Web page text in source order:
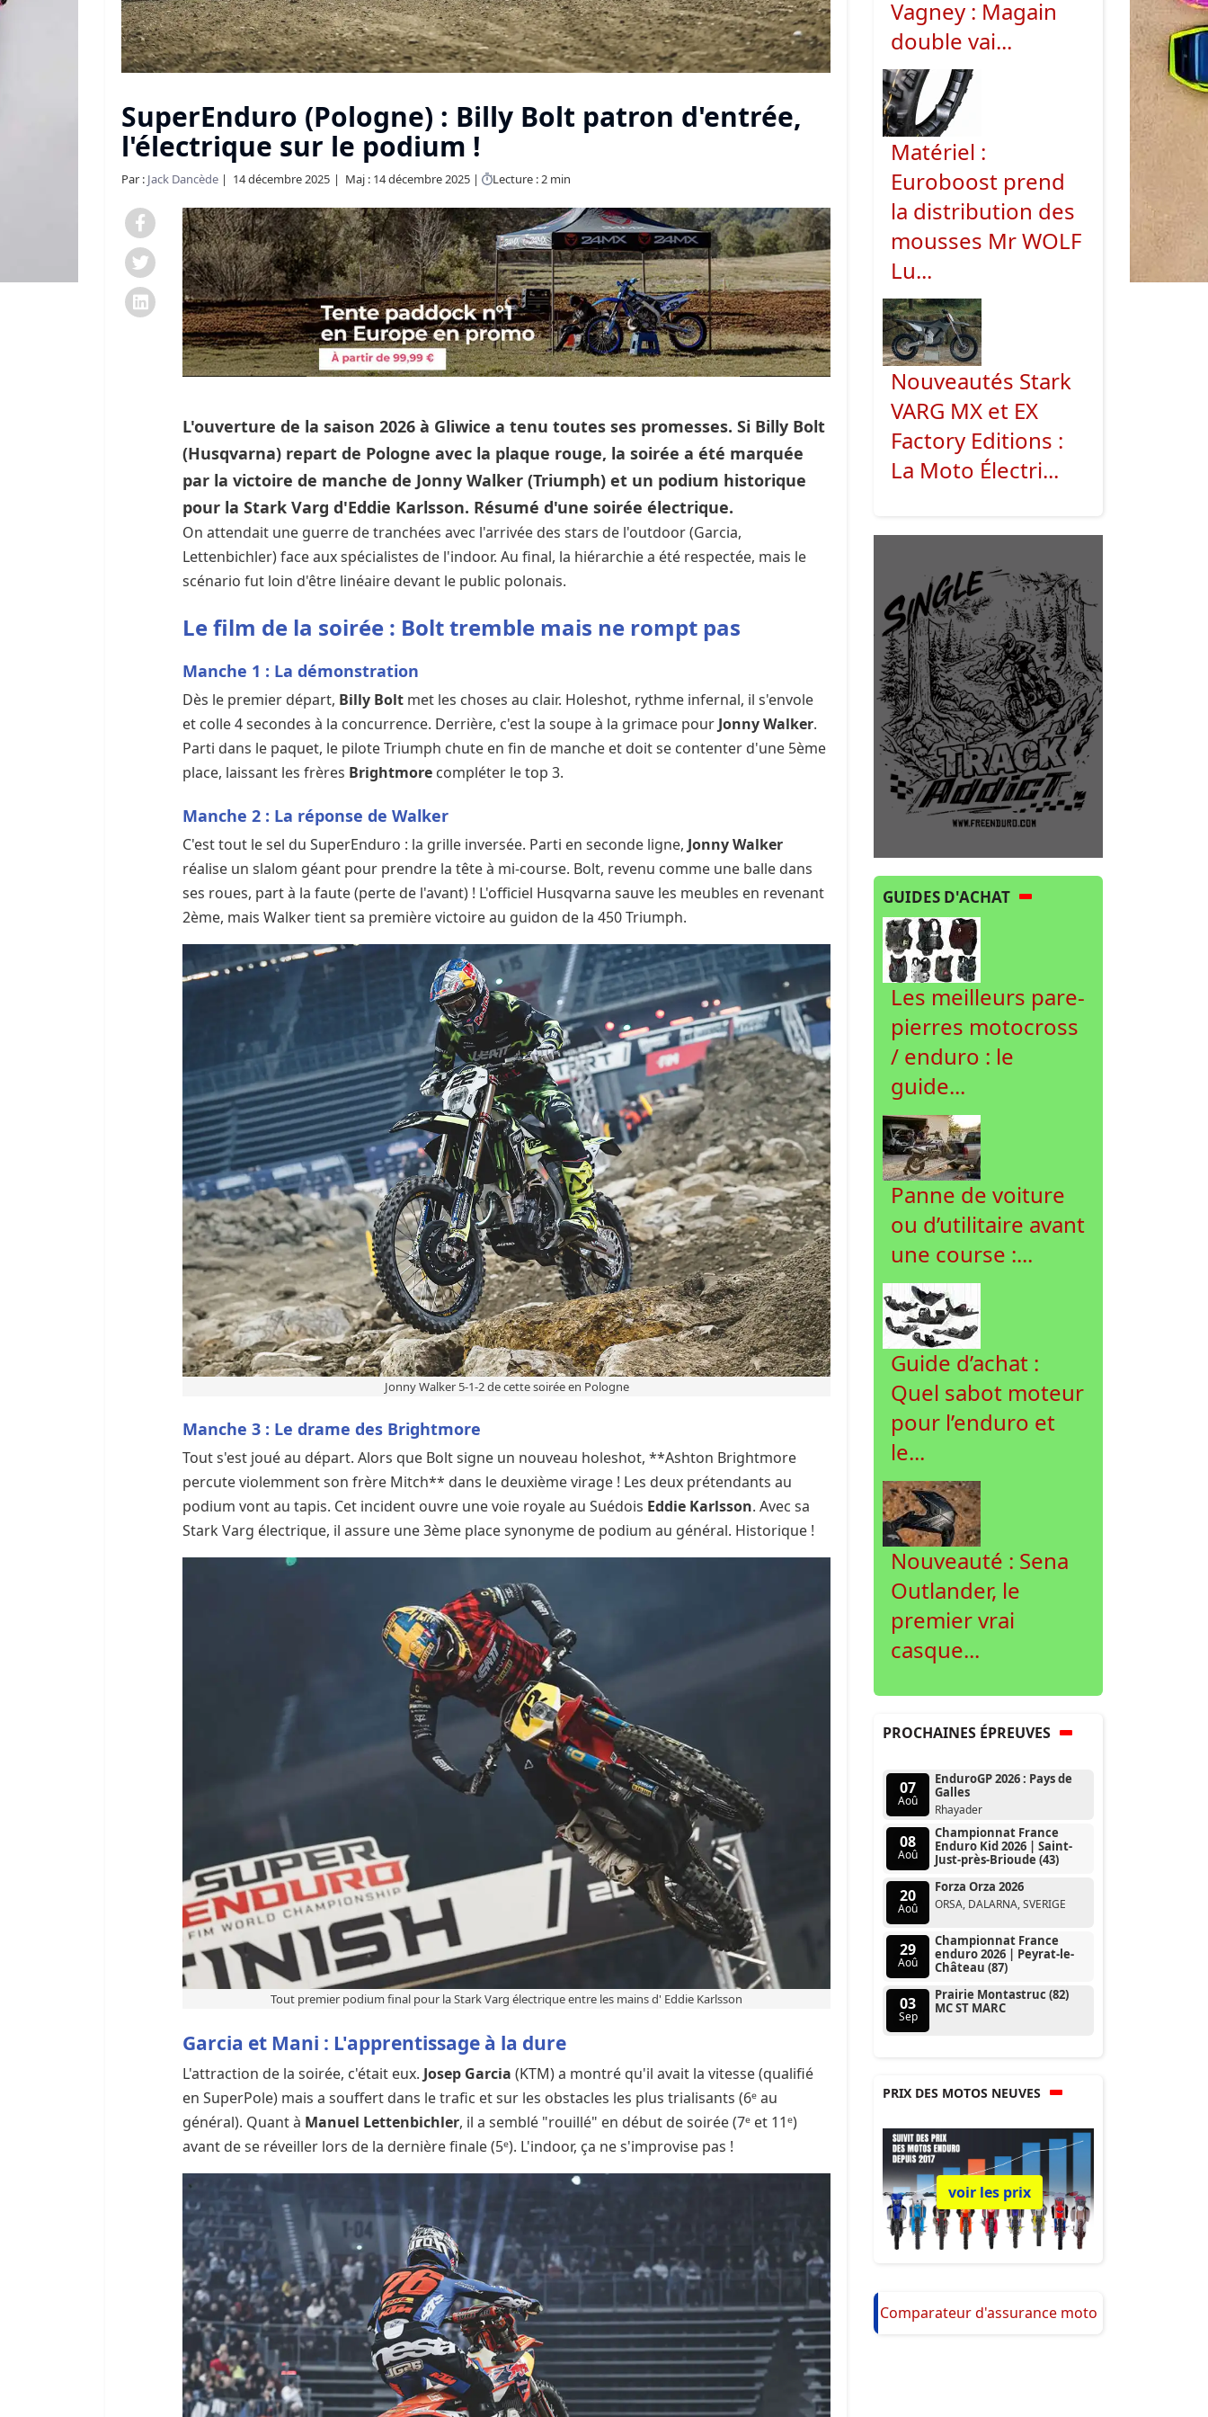
SuperEnduro (Pologne) : Billy Bolt patron d'entrée,
l'électrique sur le podium !
Par : Jack Dancède 14 décembre 2025 Maj : 14 décembre 2025 Lecture : 2 min
L'ouverture de la saison 2026 à Gliwice a tenu toutes ses promesses. Si Billy Bolt
(Husqvarna) repart de Pologne avec la plaque rouge, la soirée a été marquée
par la victoire de manche de Jonny Walker (Triumph) et un podium historique
pour la Stark Varg d'Eddie Karlsson. Résumé d'une soirée électrique.
On attendait une guerre de tranchées avec l'arrivée des stars de l'outdoor (Garcia,
Lettenbichler) face aux spécialistes de l'indoor. Au final, la hiérarchie a été respectée, mais le
scénario fut loin d'être linéaire devant le public polonais.
Le film de la soirée : Bolt tremble mais ne rompt pas
Manche 1 : La démonstration
Dès le premier départ, Billy Bolt met les choses au clair. Holeshot, rythme infernal, il s'envole
et colle 4 secondes à la concurrence. Derrière, c'est la soupe à la grimace pour Jonny Walker.
Parti dans le paquet, le pilote Triumph chute en fin de manche et doit se contenter d'une 5ème
place, laissant les frères Brightmore compléter le top 3.
Manche 2 : La réponse de Walker
C'est tout le sel du SuperEnduro : la grille inversée. Parti en seconde ligne, Jonny Walker
réalise un slalom géant pour prendre la tête à mi-course. Bolt, revenu comme une balle dans
ses roues, part à la faute (perte de l'avant) ! L'officiel Husqvarna sauve les meubles en revenant
2ème, mais Walker tient sa première victoire au guidon de la 450 Triumph.
Jonny Walker 5-1-2 de cette soirée en Pologne
Manche 3 : Le drame des Brightmore
Tout s'est joué au départ. Alors que Bolt signe un nouveau holeshot, **Ashton Brightmore
percute violemment son frère Mitch** dans le deuxième virage ! Les deux prétendants au
podium vont au tapis. Cet incident ouvre une voie royale au Suédois Eddie Karlsson. Avec sa
Stark Varg électrique, il assure une 3ème place synonyme de podium au général. Historique !
Tout premier podium final pour la Stark Varg électrique entre les mains d' Eddie Karlsson
Garcia et Mani : L'apprentissage à la dure
L'attraction de la soirée, c'était eux. Josep Garcia (KTM) a montré qu'il avait la vitesse (qualifié
en SuperPole) mais a souffert dans le trafic et sur les obstacles les plus trialisants (6ᵉ au
général). Quant à Manuel Lettenbichler, il a semblé "rouillé" en début de soirée (7ᵉ et 11ᵉ)
avant de se réveiller lors de la dernière finale (5ᵉ). L'indoor, ça ne s'improvise pas !
Vagney : Magain
double vai...
Matériel :
Euroboost prend
la distribution des
mousses Mr WOLF
Lu...
Nouveautés Stark
VARG MX et EX
Factory Editions :
La Moto Électri...
GUIDES D'ACHAT
Les meilleurs pare-
pierres motocross
/ enduro : le
guide...
Panne de voiture
ou d’utilitaire avant
une course :...
Guide d’achat :
Quel sabot moteur
pour l’enduro et
le...
Nouveauté : Sena
Outlander, le
premier vrai
casque...
PROCHAINES ÉPREUVES
07
Aoû
EnduroGP 2026 : Pays de
Galles
Rhayader
08
Aoû
Championnat France
Enduro Kid 2026 | Saint-
Just-près-Brioude (43)
20
Aoû
Forza Orza 2026
ORSA, DALARNA, SVERIGE
29
Aoû
Championnat France
enduro 2026 | Peyrat-le-
Château (87)
03
Sep
Prairie Montastruc (82)
MC ST MARC
PRIX DES MOTOS NEUVES
voir les prix
Comparateur d'assurance moto